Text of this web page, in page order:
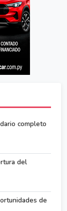
completo
del
de